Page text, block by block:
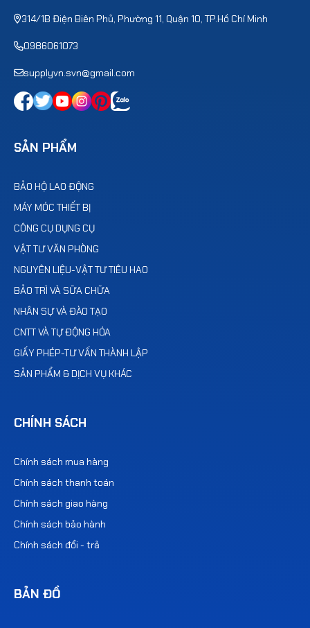
314/1B Điện Biên Phủ, Phường 11, Quận 10, TP.Hồ Chí Minh
0986061073
supplyvn.svn@gmail.com
SẢN PHẨM
BẢO HỘ LAO ĐỘNG
MÁY MÓC THIẾT BỊ
CÔNG CỤ DỤNG CỤ
VẬT TƯ VĂN PHÒNG
NGUYÊN LIỆU-VẬT TƯ TIÊU HAO
BẢO TRÌ VÀ SỮA CHỮA
NHÂN SỰ VÀ ĐÀO TẠO
CNTT VÀ TỰ ĐỘNG HÓA
GIẤY PHÉP-TƯ VẤN THÀNH LẬP
SẢN PHẨM & DỊCH VỤ KHÁC
CHÍNH SÁCH
Chính sách mua hàng
Chính sách thanh toán
Chính sách giao hàng
Chính sách bảo hành
Chính sách đổi - trả
BẢN ĐỒ